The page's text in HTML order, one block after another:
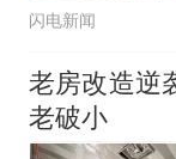
闪电新闻
老房改造逆
老破小